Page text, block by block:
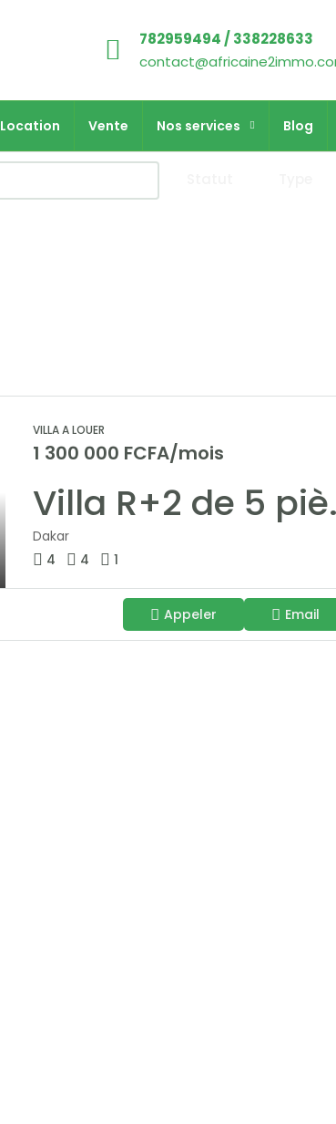
782959494 / 338228633
Location Vente Nos services Blog
VILLA A LOUER
1 300 000 FCFA/mois
Villa
Dakar
4
4 1
Appeler Email